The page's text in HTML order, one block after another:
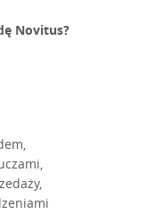
Novitus?